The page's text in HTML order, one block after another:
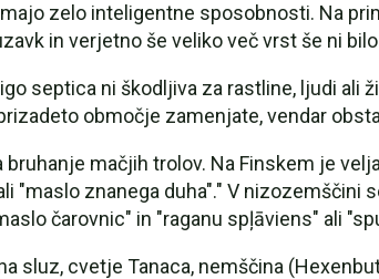
zelo inteligentne sposobnosti. Na
in verjetno še veliko več vrst še ni
septica ni škodljiva za rastline, ljudi ali
območje zamenjate, vendar
mačjih trolov. Na Finskem je
"maslo znanega duha"." V
čarovnic" in "raganu spļāviens" ali
sluz, cvetje Tanaca, nemščina